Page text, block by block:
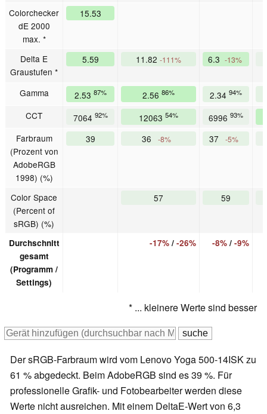
Colorchecker
dE 2000
max. *
15.53
Delta E
Graustufen *
5.59 11.82 -111% 6.3 -13%
Gamma 2.53 87% 2.56 86% 2.34 94%
CCT 7064 92% 12063 54% 6996 93%
Farbraum
(Prozent von
AdobeRGB
1998) (%)
39 36 -8% 37 -5%
Color Space
(Percent of
sRGB) (%)
57 59
Durchschnitt
gesamt
(Programm /
Settings)
-17%/ -26% -8%/ -9%
* ... kleinere Werte sind besser
Der sRGB-Farbraum wird vom Lenovo Yoga 500-14ISK zu
61 % abgedeckt. Beim AdobeRGB sind es 39 %. Für
professionelle Grafik- und Fotobearbeiter werden diese
Werte nicht ausreichen. Mit einem DeltaE-Wert von 6,3